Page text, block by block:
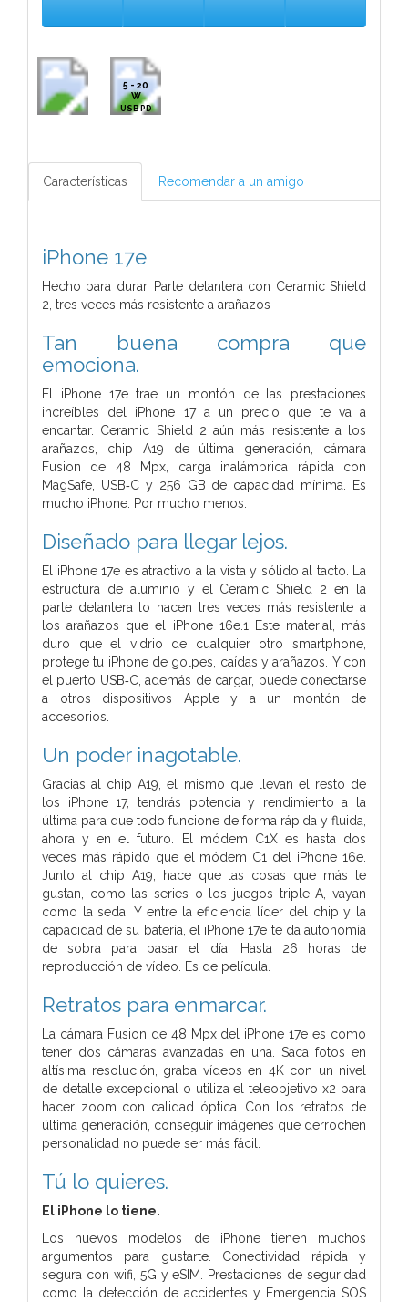
5 - 20
W
USB PD
Características Recomendar a un amigo
iPhone 17e
Hecho para durar. Parte delantera con Ceramic Shield
2, tres veces más resistente a arañazos
Tan buena compra que
emociona.
El iPhone 17e trae un montón de las prestaciones
increíbles del iPhone 17 a un precio que te va a
encantar. Ceramic Shield 2 aún más resistente a los
arañazos, chip A19 de última generación, cámara
Fusion de 48 Mpx, carga inalámbrica rápida con
MagSafe, USB‑C y 256 GB de capacidad mínima. Es
mucho iPhone. Por mucho menos.
Diseñado para llegar lejos.
El iPhone 17e es atractivo a la vista y sólido al tacto. La
estructura de aluminio y el Ceramic Shield 2 en la
parte delantera lo hacen tres veces más resistente a
los arañazos que el iPhone 16e.1 Este material, más
duro que el vidrio de cualquier otro smart­phone,
protege tu iPhone de golpes, caídas y arañazos. Y con
el puerto USB‑C, además de cargar, puede conectarse
a otros dispositivos Apple y a un montón de
accesorios.
Un poder inagotable.
Gracias al chip A19, el mismo que llevan el resto de
los iPhone 17, tendrás potencia y rendimiento a la
última para que todo funcione de forma rápida y fluida,
ahora y en el futuro. El módem C1X es hasta dos
veces más rápido que el módem C1 del iPhone 16e.
Junto al chip A19, hace que las cosas que más te
gustan, como las series o los juegos triple A, vayan
como la seda. Y entre la eficiencia líder del chip y la
capacidad de su batería, el iPhone 17e te da autonomía
de sobra para pasar el día. Hasta 26 horas de
reproducción de vídeo. Es de película.
Retratos para enmarcar.
La cámara Fusion de 48 Mpx del iPhone 17e es como
tener dos cámaras avanzadas en una. Saca fotos en
altísima resolución, graba vídeos en 4K con un nivel
de detalle excepcional o utiliza el teleobjetivo x2 para
hacer zoom con calidad óptica. Con los retratos de
última generación, conseguir imágenes que derrochen
personalidad no puede ser más fácil.
Tú lo quieres.
El iPhone lo tiene.
Los nuevos modelos de iPhone tienen muchos
argumentos para gustarte. Conectividad rápida y
segura con wifi, 5G y eSIM. Prestaciones de seguridad
como la detección de accidentes y Emergencia SOS